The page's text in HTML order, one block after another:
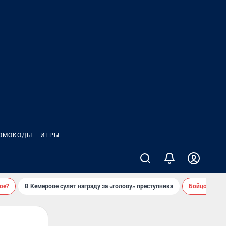
ИГРЫ
В Кемерове сулят награду за «голову» преступника Бойцовский